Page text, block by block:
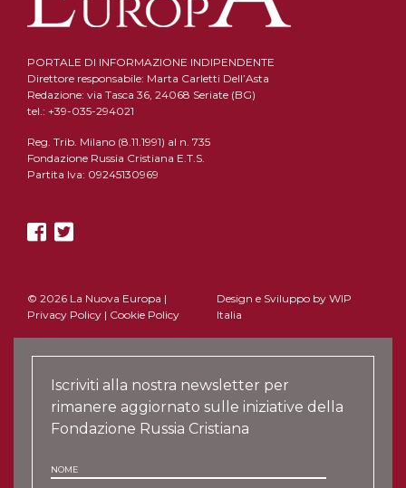
PORTALE DI INFORMAZIONE INDIPENDENTE
Direttore responsabile: Marta Carletti Dell’Asta
Redazione: via Tasca 36, 24068 Seriate (BG)
tel.: +39-035-294021
Reg. Trib. Milano (8.11.1991) al n. 735
Fondazione Russia Cristiana E.T.S.
Partita Iva: 09245130969
© 2026 La Nuova Europa |
Privacy Policy | Cookie Policy
Design e Sviluppo by WIP
Italia
Iscriviti alla nostra newsletter per
rimanere aggiornato sulle iniziative della
Fondazione Russia Cristiana
NOME